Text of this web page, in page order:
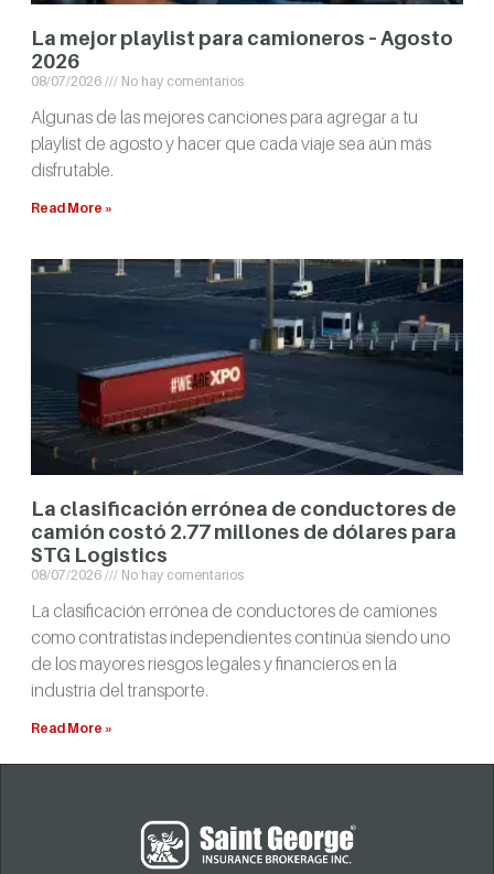
La mejor playlist para camioneros – Agosto
2026
08/07/2026 No hay comentarios
Algunas de las mejores canciones para agregar a tu
playlist de agosto y hacer que cada viaje sea aún más
disfrutable.
Read More »
La clasificación errónea de conductores de
camión costó 2.77 millones de dólares para
STG Logistics
08/07/2026 No hay comentarios
La clasificación errónea de conductores de camiones
como contratistas independientes continúa siendo uno
de los mayores riesgos legales y financieros en la
industria del transporte.
Read More »